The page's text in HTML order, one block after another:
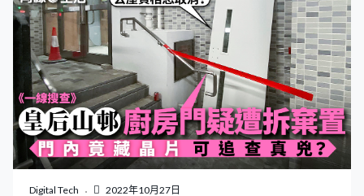
申請資格 根據香港房屋委員會最新資料，公屋申請人需要
合符以下資格： 年滿18歲 所有家庭成員現居香港並擁有入
境權，在香港的居留不受附帶逗留條件限制 已婚人士必須
與配偶一同申請 總每月入息和總資產淨值不能超越限額 在
香港沒有任何住宅物業 配屋時，必須有至少一半成員在香
港住滿7年，以及所有成員仍在香港居住 房委會在網站提
供「資格驗算」測試工具，只要用10至20分鐘回答一些基
本問題，即可知道自己是否符合資格。 索取及遞交申請表
申請人可在向各公共屋邨辦事處、房屋署申請分組、深水
埗房屋事務詢問處、民政事務總署轄下各區諮詢服務中心
Digital Tech 2022年10月27日